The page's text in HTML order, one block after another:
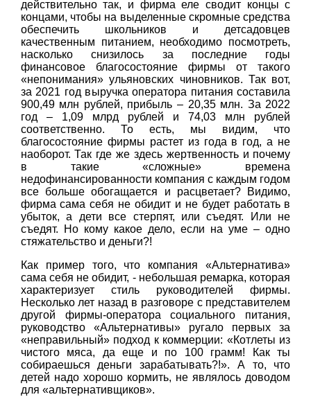
действительно так, и фирма еле сводит концы с
концами, чтобы на выделенные скромные средства
обеспечить школьников и детсадовцев
качественным питанием, необходимо посмотреть,
насколько снизилось за последние годы
финансовое благосостояние фирмы от такого
«непонимания» ульяновских чиновников. Так вот,
за 2021 год выручка оператора питания составила
900,49 млн рублей, прибыль – 20,35 млн. За 2022
год – 1,09 млрд рублей и 74,03 млн рублей
соответственно. То есть, мы видим, что
благосостояние фирмы растет из года в год, а не
наоборот. Так где же здесь жертвенность и почему
в такие «сложные» времена
недофинансированности компания с каждым годом
все больше обогащается и расцветает? Видимо,
фирма сама себя не обидит и не будет работать в
убыток, а дети все стерпят, или съедят. Или не
съедят. Но кому какое дело, если на уме – одно
стяжательство и деньги?!
Как пример того, что компания «Альтернатива»
сама себя не обидит, - небольшая ремарка, которая
характеризует стиль руководителей фирмы.
Несколько лет назад в разговоре с представителем
другой фирмы-оператора социального питания,
руководство «Альтернативы» ругало первых за
«неправильный» подход к коммерции: «Котлеты из
чистого мяса, да еще и по 100 грамм! Как ты
собираешься деньги зарабатывать?!». А то, что
детей надо хорошо кормить, не являлось доводом
для «альтернативщиков».